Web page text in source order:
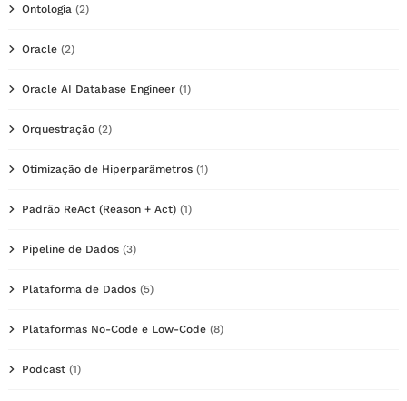
Ontologia (2)
Oracle (2)
Oracle AI Database Engineer (1)
Orquestração (2)
Otimização de Hiperparâmetros (1)
Padrão ReAct (Reason + Act) (1)
Pipeline de Dados (3)
Plataforma de Dados (5)
Plataformas No-Code e Low-Code (8)
Podcast (1)